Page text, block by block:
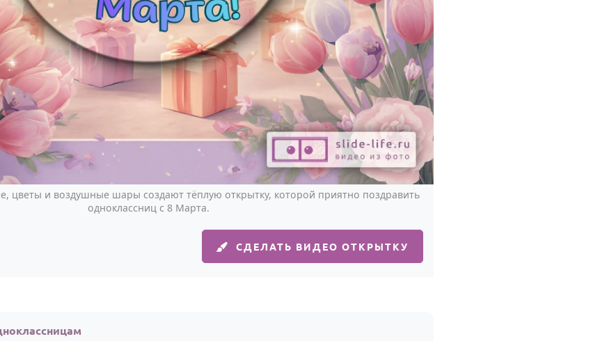
цветы и воздушные шары создают тёплую открытку, которой приятно поздравить
одноклассниц с 8 Марта.
СДЕЛАТЬ ВИДЕО ОТКРЫТКУ